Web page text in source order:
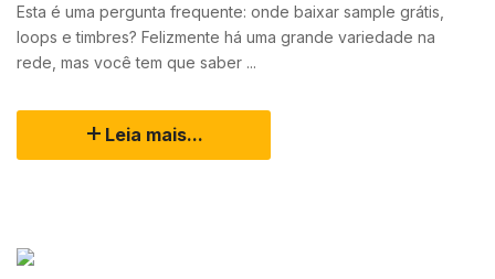
Esta é uma pergunta frequente: onde baixar sample grátis,
loops e timbres? Felizmente há uma grande variedade na
rede, mas você tem que saber ...
Leia mais...